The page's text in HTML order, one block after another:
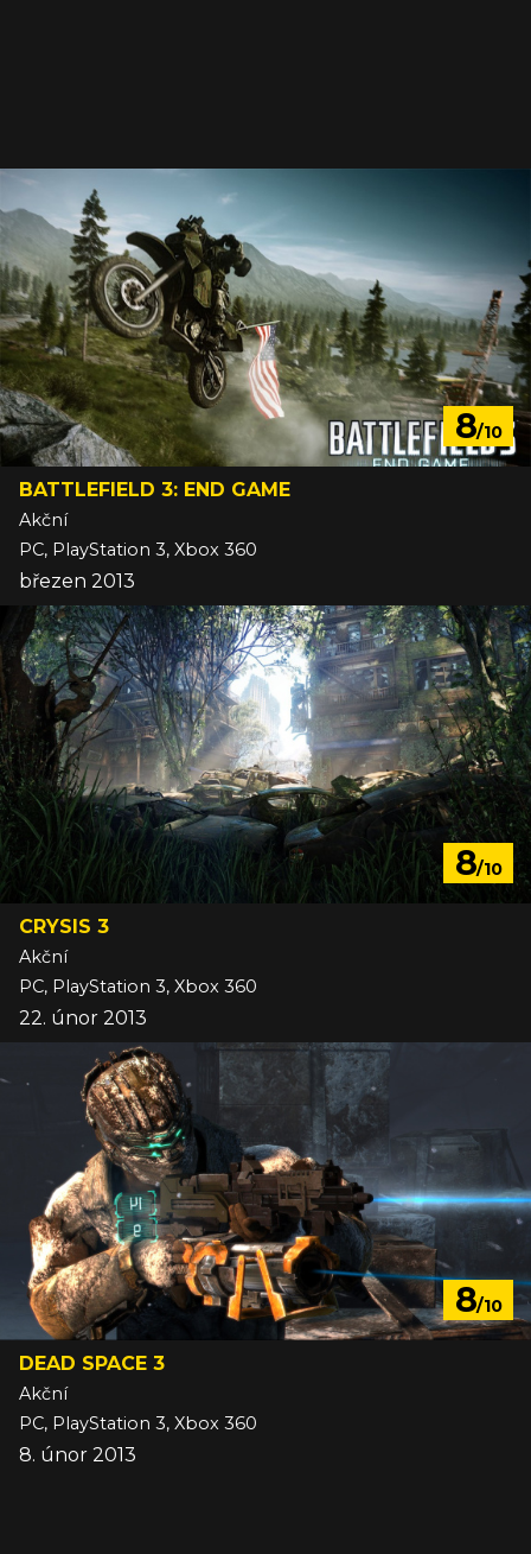
8/10
BATTLEFIELD 3: END GAME
Akční
PC, PlayStation 3, Xbox 360
březen 2013
8/10
CRYSIS 3
Akční
PC, PlayStation 3, Xbox 360
22. únor 2013
8/10
DEAD SPACE 3
Akční
PC, PlayStation 3, Xbox 360
8. únor 2013